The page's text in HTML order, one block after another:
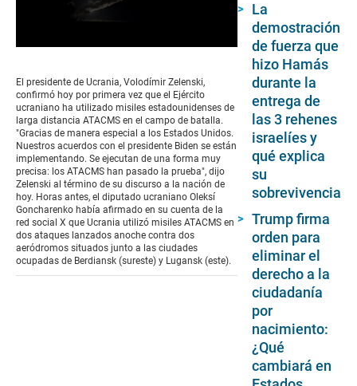
of
21
seconds
El presidente de Ucrania, Volodímir Zelenski,
confirmó hoy por primera vez que el Ejército
ucraniano ha utilizado misiles estadounidenses de
larga distancia ATACMS en el campo de batalla.
"Gracias de manera especial a los Estados Unidos.
Nuestros acuerdos con el presidente Biden se están
implementando. Se ejecutan de una forma muy
precisa: los ATACMS han pasado la prueba", dijo
Zelenski al término de su discurso a la nación de
hoy. Horas antes, el diputado ucraniano Oleksí
Goncharenko había afirmado en su cuenta de la
red social X que Ucrania utilizó misiles ATACMS en
dos ataques lanzados anoche contra dos
aeródromos situados junto a las ciudades
ocupadas de Berdiansk (sureste) y Lugansk (este).
La
demostración
de fuerza que
hizo Hamás
durante la
entrega de
las 3 rehenes
israelíes y
qué explica
su
sobrevivencia
Trump firma
orden para
eliminar el
derecho a la
ciudadanía
por
nacimiento:
¿Qué
cambiará en